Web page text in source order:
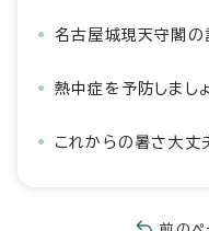
名古屋城現天守閣の
熱中症を予防しまし
これからの暑さ大丈